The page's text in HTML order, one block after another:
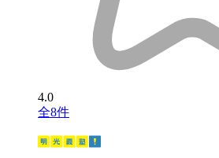
4.0
全8件